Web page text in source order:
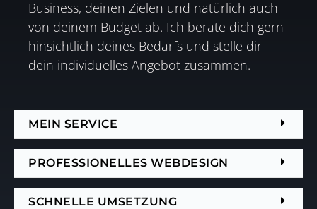
Business, deinen Zielen und natürlich auch
von deinem Budget ab. Ich berate dich gern
hinsichtlich deines Bedarfs und stelle dir
dein individuelles Angebot zusammen.
MEIN SERVICE
PROFESSIONELLES WEBDESIGN
SCHNELLE UMSETZUNG